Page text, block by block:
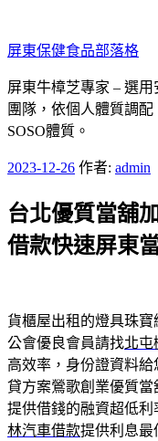
至
主
要
內
容
屏東保健食品部落格
屏東牛樟芝專家 – 選
團隊，依個人體質調
SOSO體質。
發
於
2023-12-26 作者: admin
台北優質當舖
借款快速屏東
貨櫃屋出租的燈具珠寶
公會優良會員請找北屯
高效率，身份證資料
貸方案鶯歌創業優質
提供借錢的融資超低
林汽車借款提供利息最